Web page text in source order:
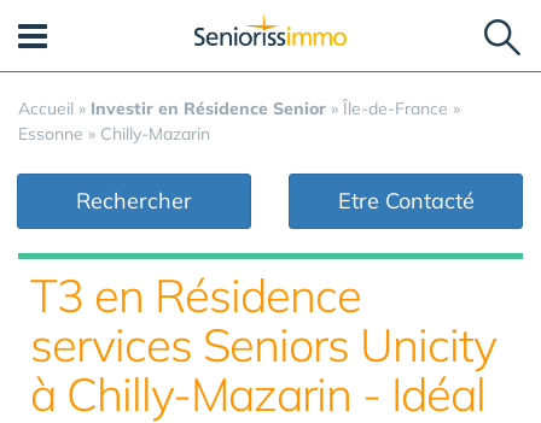
Accueil » Investir en Résidence Senior » Île-de-France »
Essonne » Chilly-Mazarin
Rechercher Etre Contacté
T3 en Résidence
services Seniors Unicity
à Chilly-Mazarin - Idéal